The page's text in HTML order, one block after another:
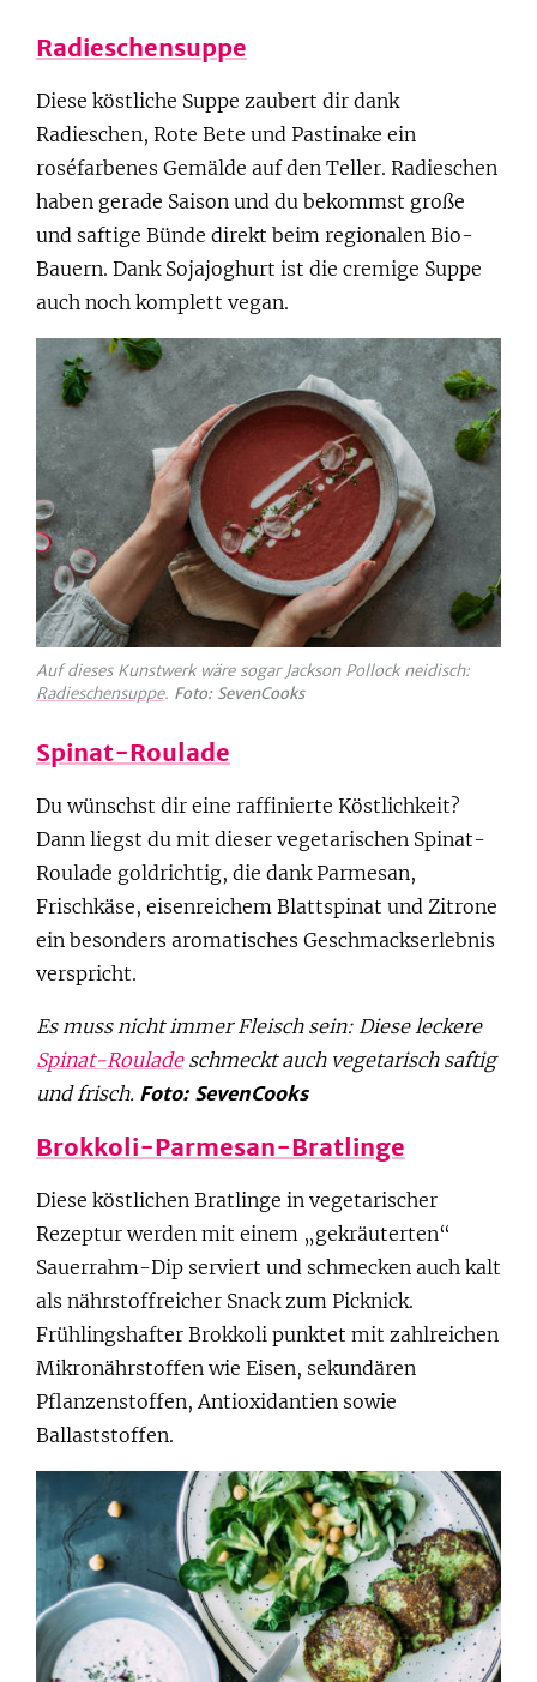
Radieschensuppe
Diese köstliche Suppe zaubert dir dank
Radieschen, Rote Bete und Pastinake ein
roséfarbenes Gemälde auf den Teller. Radieschen
haben gerade Saison und du bekommst große
und saftige Bünde direkt beim regionalen Bio-
Bauern. Dank Sojajoghurt ist die cremige Suppe
auch noch komplett vegan.
Auf dieses Kunstwerk wäre sogar Jackson Pollock neidisch:
Radieschensuppe. Foto: SevenCooks
Spinat-Roulade
Du wünschst dir eine raffinierte Köstlichkeit?
Dann liegst du mit dieser vegetarischen Spinat-
Roulade goldrichtig, die dank Parmesan,
Frischkäse, eisenreichem Blattspinat und Zitrone
ein besonders aromatisches Geschmackserlebnis
verspricht.
Es muss nicht immer Fleisch sein: Diese leckere
Spinat-Rouladeschmeckt auch vegetarisch saftig
und frisch. Foto: SevenCooks
Brokkoli-Parmesan-Bratlinge
Diese köstlichen Bratlinge in vegetarischer
Rezeptur werden mit einem „gekräuterten“
Sauerrahm-Dip serviert und schmecken auch kalt
als nährstoffreicher Snack zum Picknick.
Frühlingshafter Brokkoli punktet mit zahlreichen
Mikronährstoffen wie Eisen, sekundären
Pflanzenstoffen, Antioxidantien sowie
Ballaststoffen.